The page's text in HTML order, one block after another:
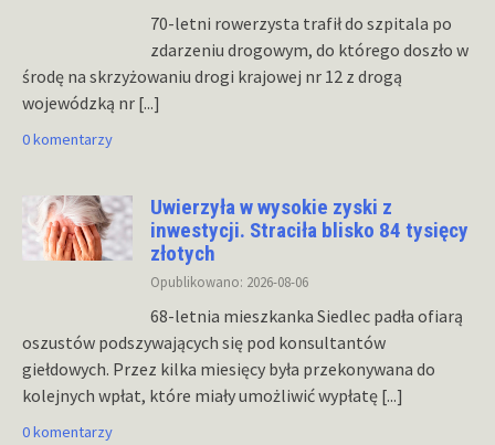
70-letni rowerzysta trafił do szpitala po
zdarzeniu drogowym, do którego doszło w
środę na skrzyżowaniu drogi krajowej nr 12 z drogą
wojewódzką nr [...]
0 komentarzy
Uwierzyła w wysokie zyski z
inwestycji. Straciła blisko 84 tysięcy
złotych
Opublikowano: 2026-08-06
68-letnia mieszkanka Siedlec padła ofiarą
oszustów podszywających się pod konsultantów
giełdowych. Przez kilka miesięcy była przekonywana do
kolejnych wpłat, które miały umożliwić wypłatę [...]
0 komentarzy